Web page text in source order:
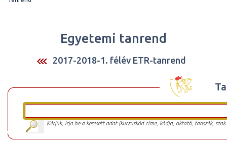
Egyetemi tanrend
2017-2018-1. félév ETR-tanrend
Kérjük, írja be a keresett adat (kurzuskód címe, kódja, oktató, tanszék,